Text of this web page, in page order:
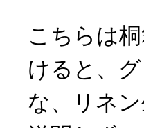
こちらは
けると、
な、リネ